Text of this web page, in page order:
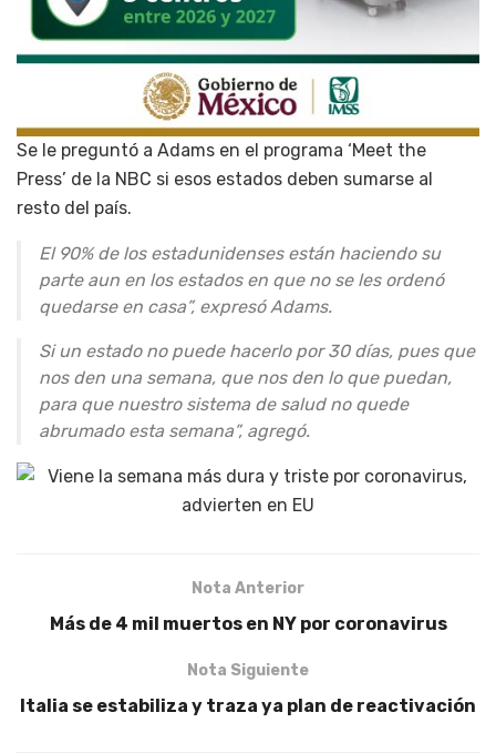
Se le preguntó a Adams en el programa ‘Meet the
Press’ de la NBC si esos estados deben sumarse al
resto del país.
El 90% de los estadunidenses están haciendo su
parte aun en los estados en que no se les ordenó
quedarse en casa”, expresó Adams.
Si un estado no puede hacerlo por 30 días, pues que
nos den una semana, que nos den lo que puedan,
para que nuestro sistema de salud no quede
abrumado esta semana”, agregó.
Nota Anterior
Más de 4 mil muertos en NY por coronavirus
Nota Siguiente
Italia se estabiliza y traza ya plan de reactivación